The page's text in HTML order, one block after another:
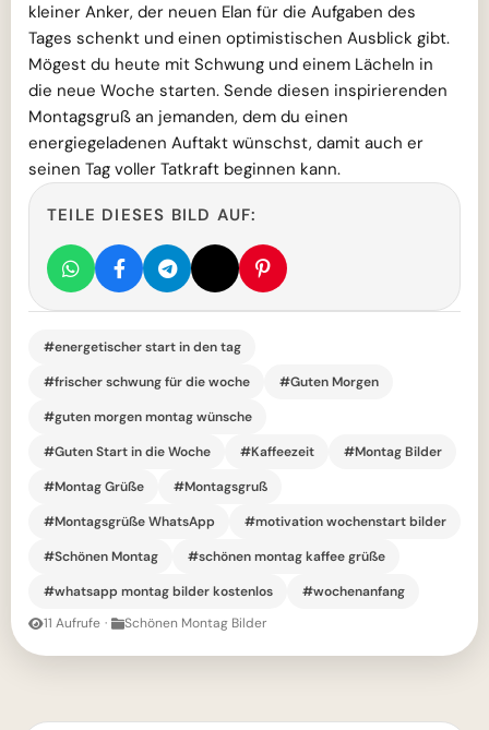
kleiner Anker, der neuen Elan für die Aufgaben des
Tages schenkt und einen optimistischen Ausblick gibt.
Mögest du heute mit Schwung und einem Lächeln in
die neue Woche starten. Sende diesen inspirierenden
Montagsgruß an jemanden, dem du einen
energiegeladenen Auftakt wünschst, damit auch er
seinen Tag voller Tatkraft beginnen kann.
TEILE DIESES BILD AUF:
#energetischer start in den tag
#frischer schwung für die woche
#Guten Morgen
#guten morgen montag wünsche
#Guten Start in die Woche
#Kaffeezeit
#Montag Bilder
#Montag Grüße
#Montagsgruß
#Montagsgrüße WhatsApp
#motivation wochenstart bilder
#Schönen Montag
#schönen montag kaffee grüße
#whatsapp montag bilder kostenlos
#wochenanfang
11 Aufrufe · Schönen Montag Bilder